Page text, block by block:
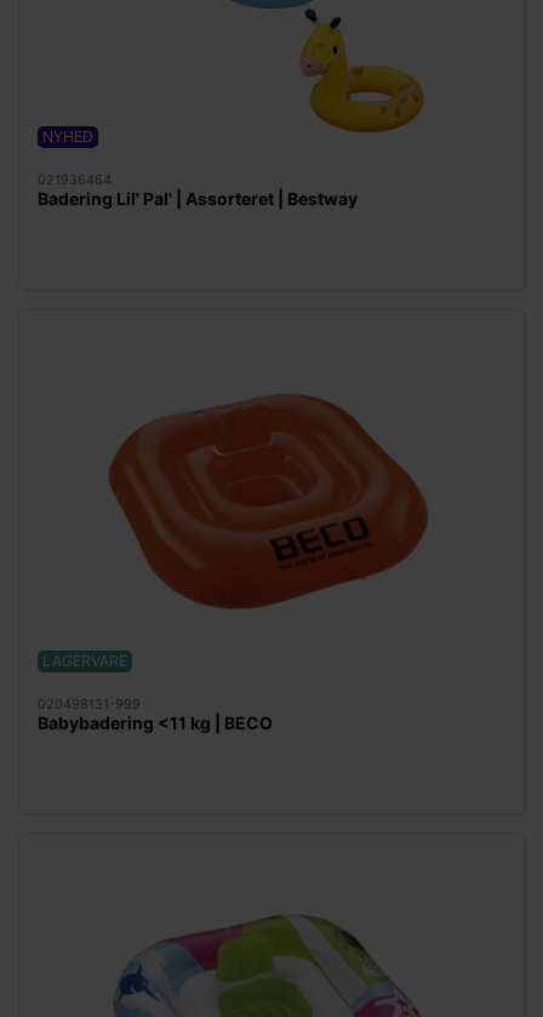
NYHED
021936464
Badering Lil' Pal' | Assorteret | Bestway
LAGERVARE
020498131-999
Babybadering <11 kg | BECO